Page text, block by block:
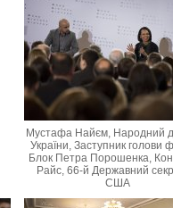
Мустафа Найєм, Народний
України, Заступник голови
Блок Петра Порошенка,
Райс, 66-й Державний
США